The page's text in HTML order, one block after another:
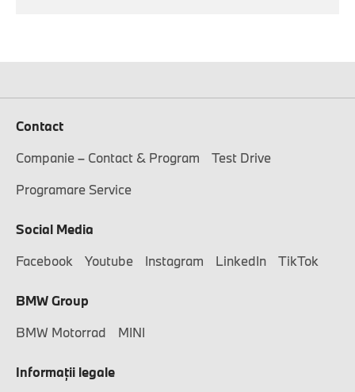
Contact
Companie – Contact & Program
Test Drive
Programare Service
Social Media
Facebook
Youtube Instagram LinkedIn TikTok
BMW Group
BMW Motorrad
MINI
Informaţii legale